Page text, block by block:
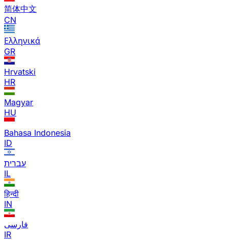
简体中文
CN
Ελληνικά
GR
Hrvatski
HR
Magyar
HU
Bahasa Indonesia
ID
עברית
IL
हिन्दी
IN
فارسی
IR